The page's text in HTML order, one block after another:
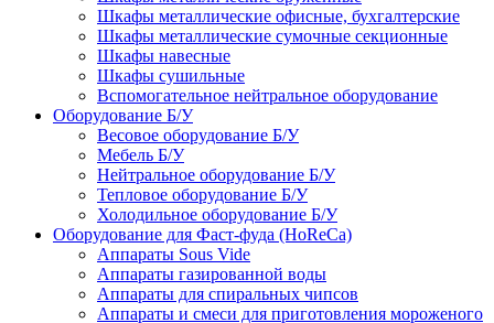
Шкафы металлические офисные, бухгалтерские
Шкафы металлические сумочные секционные
Шкафы навесные
Шкафы сушильные
Вспомогательное нейтральное оборудование
Оборудование Б/У
Весовое оборудование Б/У
Мебель Б/У
Нейтральное оборудование Б/У
Тепловое оборудование Б/У
Холодильное оборудование Б/У
Оборудование для Фаст-фуда (HoReCa)
Аппараты Sous Vide
Аппараты газированной воды
Аппараты для спиральных чипсов
Аппараты и смеси для приготовления мороженого